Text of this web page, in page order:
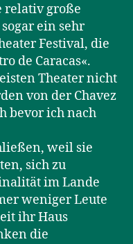
relativ große
ein sehr
Festival, die
de Caracas«.
Theater nicht
von der Chavez
bevor ich nach
weil sie
sich zu
im Lande
weniger Leute
ihr Haus
die